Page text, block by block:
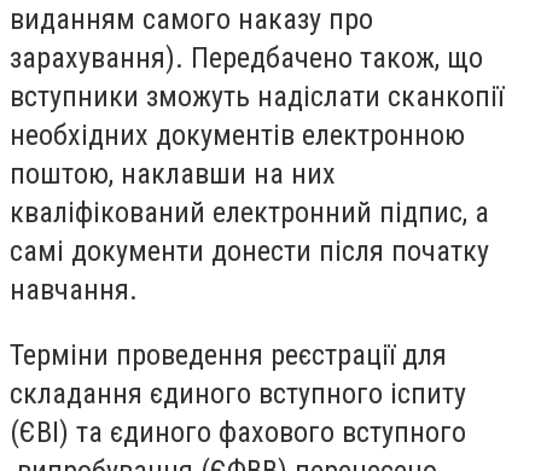
виданням самого наказу про
зарахування). Передбачено також, що
вступники зможуть надіслати сканкопії
необхідних документів електронною
поштою, наклавши на них
кваліфікований електронний підпис, а
самі документи донести після початку
навчання.
Терміни проведення реєстрації для
складання єдиного вступного іспиту
(ЄВІ) та єдиного фахового вступного